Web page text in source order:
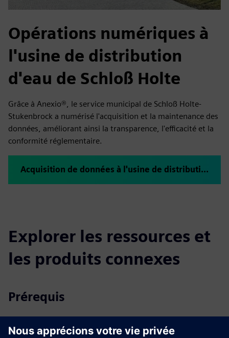
Opérations numériques à
l'usine de distribution
d'eau de Schloß Holte
Grâce à Anexio®, le service municipal de Schloß Holte-
Stukenbrock a numérisé l'acquisition et la maintenance des
données, améliorant ainsi la transparence, l'efficacité et la
conformité réglementaire.
Acquisition de données à l'usine de distribution d'eau de Schloss Holte-Stukenbrock avec anexio®
Explorer les ressources et
les produits connexes
Prérequis
Internet Explorer ≤11 n'est pas pris en charge
Edge, Chrome, Firefox, Safari (dernières versions) sont pris